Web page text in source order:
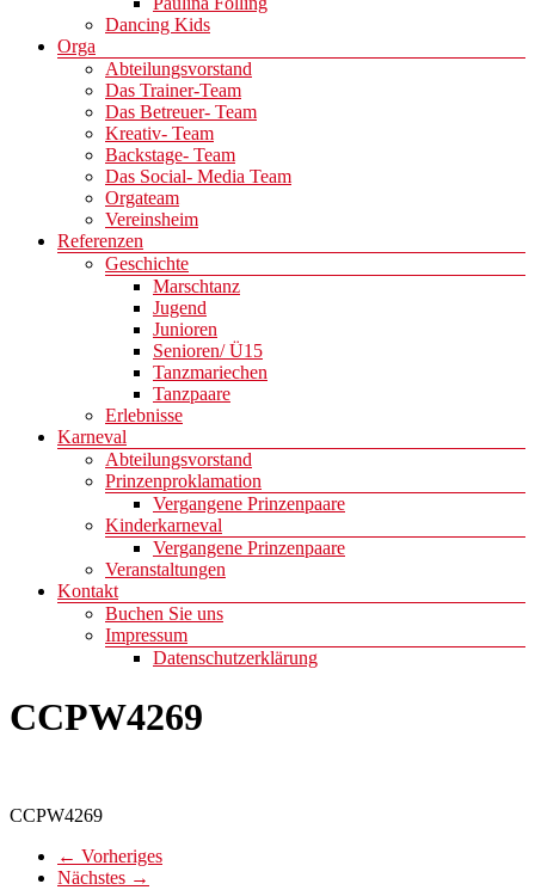
Dancing Kids
Orga
Abteilungsvorstand
Das Trainer-Team
Das Betreuer- Team
Kreativ- Team
Backstage- Team
Das Social- Media Team
Orgateam
Vereinsheim
Referenzen
Geschichte
Marschtanz
Jugend
Junioren
Senioren/ Ü15
Tanzmariechen
Tanzpaare
Erlebnisse
Karneval
Abteilungsvorstand
Prinzenproklamation
Vergangene Prinzenpaare
Kinderkarneval
Vergangene Prinzenpaare
Veranstaltungen
Kontakt
Buchen Sie uns
Impressum
Datenschutzerklärung
CCPW4269
CCPW4269
← Vorheriges
Nächstes →